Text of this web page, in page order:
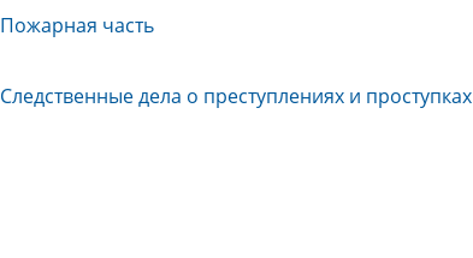
Пожарная часть
Следственные дела о преступлениях и проступках